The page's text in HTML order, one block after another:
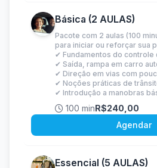
Básica (2 AULAS)
Pacote com 2 aulas (100
para iniciar ou reforçar sua
✔ Fundamentos do controle
✔ Saída, rampa em carro
✔ Direção em vias com
✔ Noções práticas de
✔ Introdução a manobras
100 minR$240,00
Agendar
Essencial (5 AULAS)